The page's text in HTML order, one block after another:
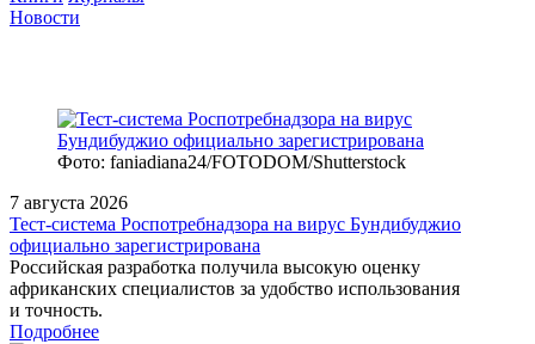
Новости
Фото: faniadiana24/FOTODOM/Shutterstock
7 августа 2026
Тест‑система Роспотребнадзора на вирус Бундибуджио
официально зарегистрирована
Российская разработка получила высокую оценку
африканских специалистов за удобство использования
и точность.
Подробнее